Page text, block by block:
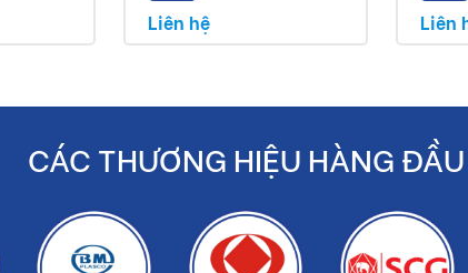
Liên hệ Liên
CÁC THƯƠNG HIỆU HÀNG ĐẦU